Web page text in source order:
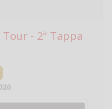
- 2ª Tappa